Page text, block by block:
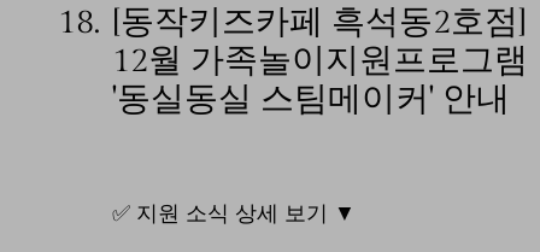
18. [동작키즈카페 흑석동2호점]
12월 가족놀이지원프로그램
'동실동실 스팀메이커' 안내
✅ 지원 소식 상세 보기 ▼